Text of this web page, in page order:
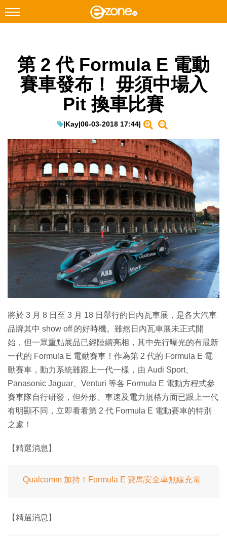
Facebook Instagram
科技焦點
教學評測
EduTech
IT Times
生成式AI與雲端應用
Enterprise Digital Transformation
特集
第 2 代 Formula E 電動
賽車發布！ 毋須中場入
Pit 換車比賽
|Kay|06-03-2018 17:44|
將於 3 月 8 日至 3 月 18 日舉行的日內瓦車展，是各大汽車
品牌其中 show off 的好時機。雖然日內瓦車展未正式開
始，但一眾重點展品已經陸續亮相，其中先行曝光的有最新
一代的 Formula E 電動賽車！作為第 2 代的 Formula E 電
動賽車，動力系統雖跟上一代一樣，由 Audi Sport、
Panasonic Jaguar、Venturi 等各 Formula E 電動方程式參
賽車隊自行研發，但外形、車速及電力規格方面已跟上一代
有明顯不同，立即看看第 2 代 Formula E 電動賽車的特別
之處！
【精選消息】
Qualcomm 加持！Formula E 寶馬安全車無線充電
【精選消息】